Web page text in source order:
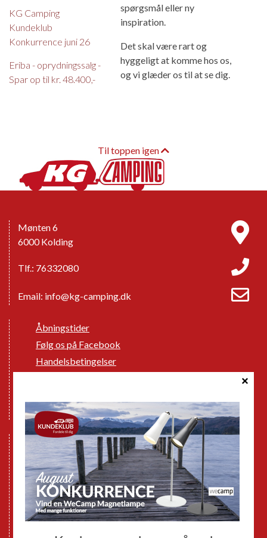
KG Camping
Kundeklub
Konkurrence juni 26
Eriba - oprydningssalg -
Spar op til kr. 48.400,-
spørgsmål eller ny
inspiration.
Det skal være rart og
hyggeligt at komme hos os,
og vi glæder os til at se dig.
Til toppen igen
Mønten 6
6000 Kolding
Tlf.: 76332080
Email: info@kg-camping.dk
Åbningstider
Følg os på Facebook
Handelsbetingelser
GPDR - Optagelse af foto og video
Nye Campingvogne
Nye Autocampere og Vans
Brugte Campingvogne
Brugte Autocampere og Vans
Webshop